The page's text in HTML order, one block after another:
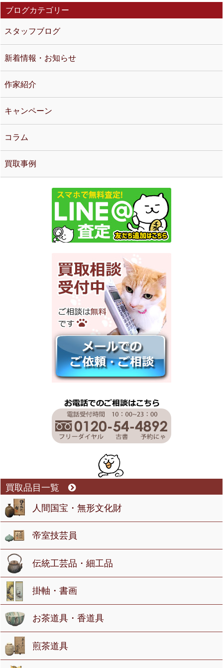
ブログカテゴリー
スタッフブログ
新着情報・お知らせ
作家紹介
キャンペーン
コラム
買取事例
買取品目一覧
人間国宝・無形文化財
帝室技芸員
伝統工芸品・細工品
掛軸・書画
お茶道具・香道具
煎茶道具